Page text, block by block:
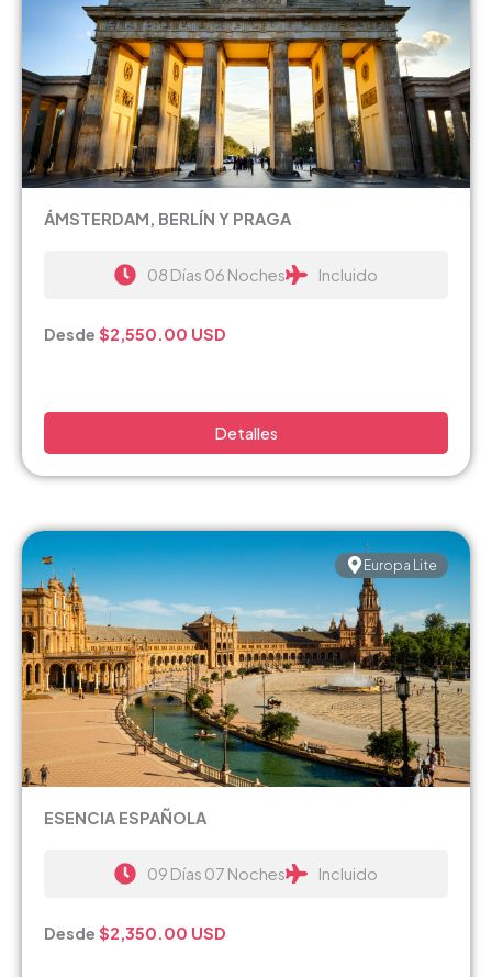
ÁMSTERDAM, BERLÍN Y PRAGA
08 Días 06 Noches Incluido
Desde $2,550.00 USD
Detalles
Europa Lite
ESENCIA ESPAÑOLA
09 Días 07 Noches Incluido
Desde $2,350.00 USD